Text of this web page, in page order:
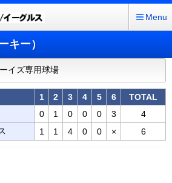
Menu
キー）
イズ専用球場
1 2 3 4 5 6
TOTAL
0 1 0 0 0 3
4
1 1 4 0 0 × 6